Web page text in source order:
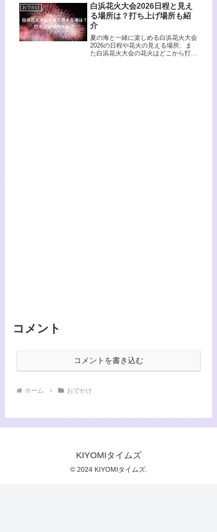
マの出没情報が報告されており、公
式・民間の目撃記録や注意喚起が出て
いま...
おでかけ
白浜花火大会2026日程と見え
る場所は？打ち上げ場所も紹
介
夏の海と一緒に楽しめる白浜花火大会
2026の日程や花火の見える場所、ま
た白浜花火大会の花火はどこから打ち
コメント
コメントを書き込む
ホーム おでかけ
KIYOMIタイムズ
© 2024 KIYOMIタイムズ.